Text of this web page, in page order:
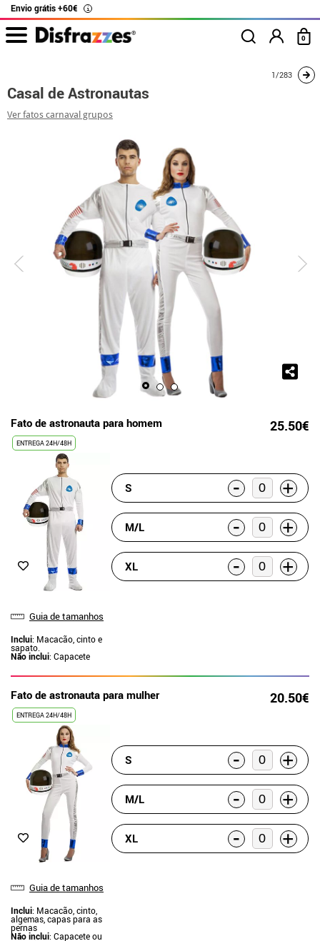
Envio grátis +60€ i
0
1/283
Casal de Astronautas
Ver fatos carnaval grupos
Fato de astronauta para homem 25.50€
ENTREGA 24H/48H
Guia de tamanhos
Inclui: Macacão, cinto e
sapato.
Não inclui: Capacete
S - +
M/L - +
XL - +
Fato de astronauta para mulher 20.50€
ENTREGA 24H/48H
Guia de tamanhos
Inclui: Macacão, cinto,
algemas, capas para as
pernas
Não inclui: Capacete ou
S - +
M/L - +
XL - +